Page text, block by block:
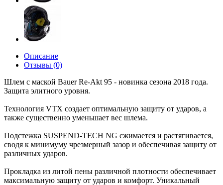
Описание
Отзывы (0)
Шлем с маской Bauer Re-Akt 95 - новинка сезона 2018 года.
Защита элитного уровня.
Технология VTX создает оптимальную защиту от ударов, а
также существенно уменьшает вес шлема.
Подстежка SUSPEND-TECH NG сжимается и растягивается,
сводя к минимуму чрезмерный зазор и обеспечивая защиту от
различных ударов.
Прокладка из литой пены различной плотности обеспечивает
максимальную защиту от ударов и комфорт. Уникальный